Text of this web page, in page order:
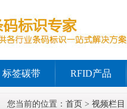
标签碳带 RFID产品
您当前的位置： 首页 > 视频栏目